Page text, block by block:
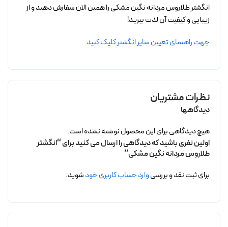
انگشتر طلاروس مردانه نگین مشکی را همین الان سفارش دهید و از
زیبایی و کیفیت آن لذت ببرید!
جهت راهنمای تعیین سایز انگشتر کلیک کنید
نظرات مشتریان
دیدگاهها
هیچ دیدگاهی برای این محصول نوشته نشده است.
اولین نفری باشید که دیدگاهی را ارسال می کنید برای “انگشتر
طلاروس مردانه نگین مشکی”
برای ثبت نقد و بررسیوارد حساب کاربری خودشوید.